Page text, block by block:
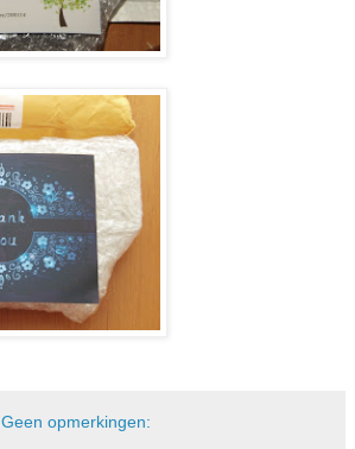
Geen opmerkingen: